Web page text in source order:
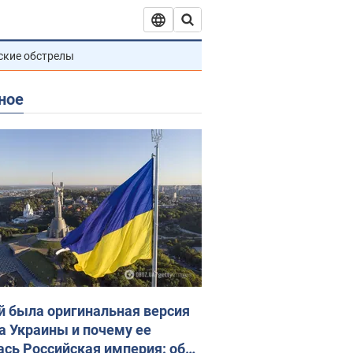
обстрелы
была оригинальная версия
Украины и почему ее
Российская империя: об